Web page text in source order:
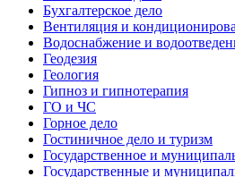
Бухгалтерское дело
Вентиляция и
Водоснабжение и
Геодезия
Геология
Гипноз и гипнотерапия
ГО и ЧС
Горное дело
Гостиничное дело и туризм
Государственное и
Государственные и